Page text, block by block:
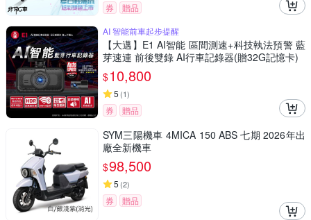
券
贈品
AI 智能前車起步提醒
【大邁】E1 AI智能 區間測速+科技執法預警 藍
芽速連 前後雙錄 AI行車記錄器(贈32G記憶卡)
$10,800
5 (1)
券 贈品
SYM三陽機車 4MICA 150 ABS 七期 2026年出
廠全新機車
$98,500
5 (2)
券 贈品